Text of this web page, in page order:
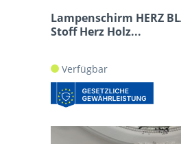
Lampenschirm HERZ
Stoff Herz Holz...
Verfügbar